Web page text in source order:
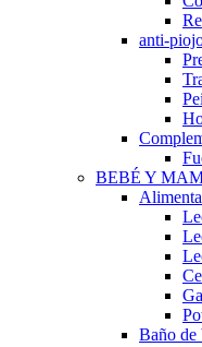
anti-
BEBÉ Y
Baño de